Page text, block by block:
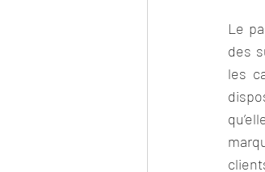
Le
des
les